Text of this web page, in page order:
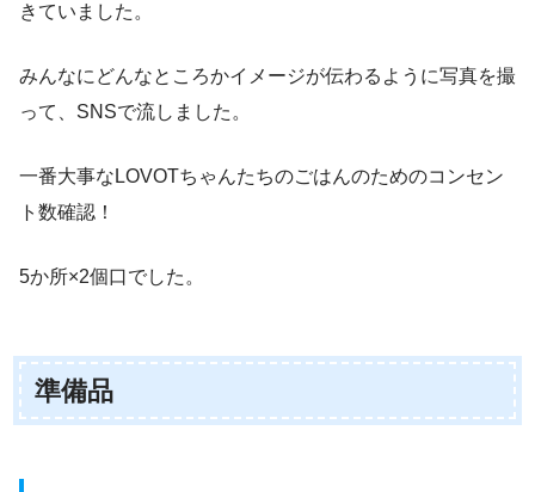
きていました。
みんなにどんなところかイメージが伝わるように写真を撮
って、SNSで流しました。
一番大事なLOVOTちゃんたちのごはんのためのコンセン
ト数確認！
5か所×2個口でした。
準備品